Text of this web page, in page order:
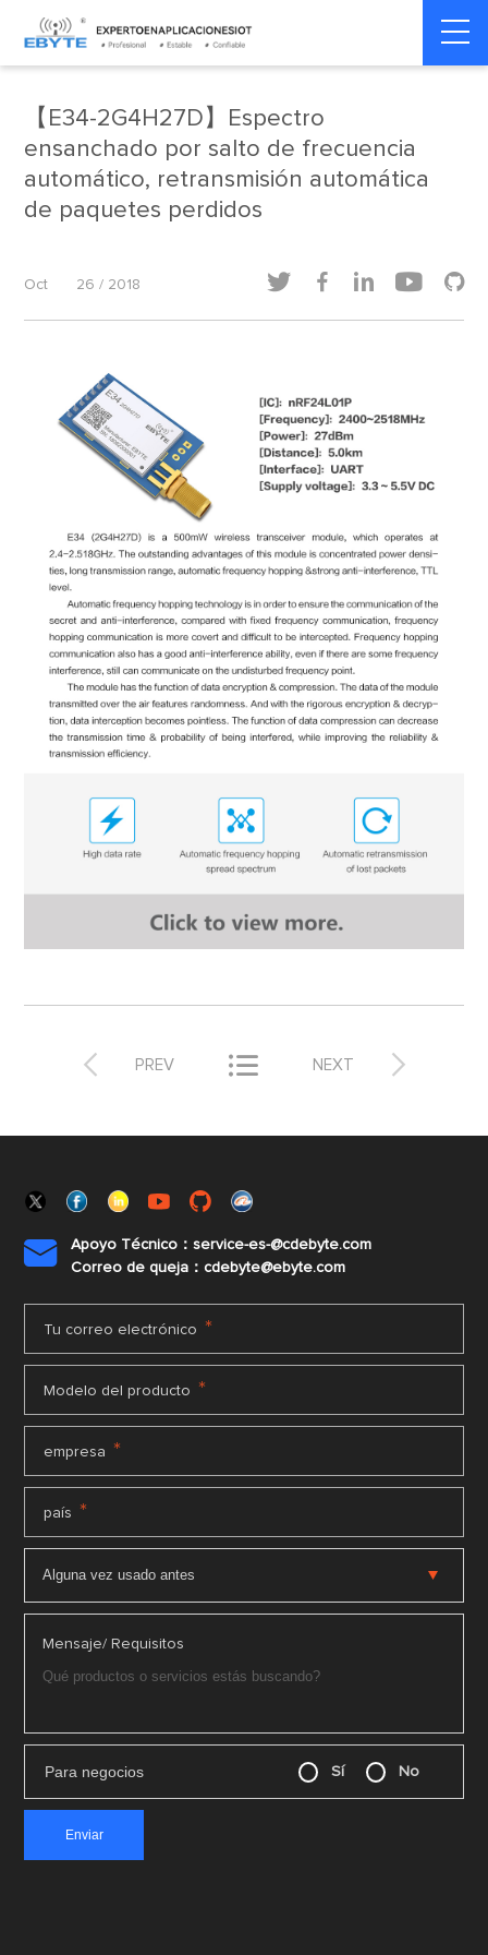
Home > Dinámica del producto Dinámica del producto
【E34-2G4H27D】Espectro
ensanchado por salto de frecuencia
automático, retransmisión automática
de paquetes perdidos
Oct 26 / 2018     
 PREV  
NEXT

Apoyo Técnico：service-es-@cdebyte.com
Correo de queja：cdebyte@ebyte.com
Tu correo electrónico *
Modelo del producto *
empresa *
país *
Mensaje/ Requisitos
Para negocios Sí No